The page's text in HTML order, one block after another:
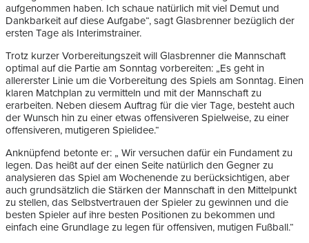
aufgenommen haben. Ich schaue natürlich mit viel Demut und
Dankbarkeit auf diese Aufgabe“, sagt Glasbrenner bezüglich der
ersten Tage als Interimstrainer.
Trotz kurzer Vorbereitungszeit will Glasbrenner die Mannschaft
optimal auf die Partie am Sonntag vorbereiten: „Es geht in
allererster Linie um die Vorbereitung des Spiels am Sonntag. Einen
klaren Matchplan zu vermitteln und mit der Mannschaft zu
erarbeiten. Neben diesem Auftrag für die vier Tage, besteht auch
der Wunsch hin zu einer etwas offensiveren Spielweise, zu einer
offensiveren, mutigeren Spielidee.“
Anknüpfend betonte er: „ Wir versuchen dafür ein Fundament zu
legen. Das heißt auf der einen Seite natürlich den Gegner zu
analysieren das Spiel am Wochenende zu berücksichtigen, aber
auch grundsätzlich die Stärken der Mannschaft in den Mittelpunkt
zu stellen, das Selbstvertrauen der Spieler zu gewinnen und die
besten Spieler auf ihre besten Positionen zu bekommen und
einfach eine Grundlage zu legen für offensiven, mutigen Fußball.“